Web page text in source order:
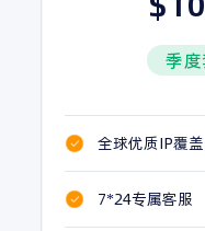
季
全球优质IP覆盖
7*24专属客服